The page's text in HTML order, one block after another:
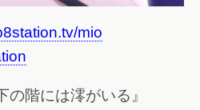
mio
の階には澪がいる』